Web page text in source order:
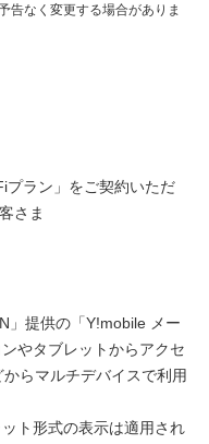
告なく変更する場合がありま
プラン」をご契約いただ
さま
」提供の「Y!mobile メー
やタブレットからアクセ
らマルチデバイスで利用
ト形式の表示は適用され